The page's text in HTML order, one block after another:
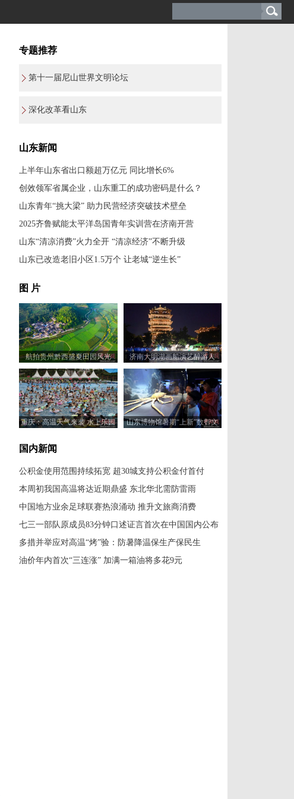
专题推荐
第十一届尼山世界文明论坛
深化改革看山东
山东新闻
上半年山东省出口额超万亿元 同比增长6%
创效领军省属企业，山东重工的成功密码是什么？
山东青年“挑大梁” 助力民营经济突破技术壁垒
2025齐鲁赋能太平洋岛国青年实训营在济南开营
山东“清凉消费”火力全开 “清凉经济”不断升级
山东已改造老旧小区1.5万个 让老城“逆生长”
图 片
航拍贵州黔西盛夏田园风光 济南大明湖画船演艺醉游人
重庆：高温天气来袭 水上乐园
山东博物馆暑期“上新”数智文
国内新闻
公积金使用范围持续拓宽 超30城支持公积金付首付
本周初我国高温将达近期鼎盛 东北华北需防雷雨
中国地方业余足球联赛热浪涌动 推升文旅商消费
七三一部队原成员83分钟口述证言首次在中国国内公布
多措并举应对高温“烤”验：防暑降温保生产保民生
油价年内首次“三连涨” 加满一箱油将多花9元